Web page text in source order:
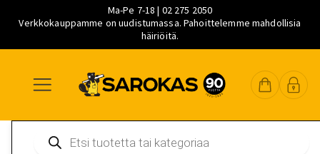
Ma-Pe 7-18 | 02 275 2050
Verkkokauppamme on uudistumassa. Pahoittelemme mahdollisia
häiriöitä.
navigointiin
sisältöön
pääsisältöön
search